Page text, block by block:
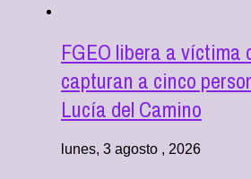
FGEO libera a víctima
capturan a cinco
Lucía del Camino
lunes, 3 agosto , 2026